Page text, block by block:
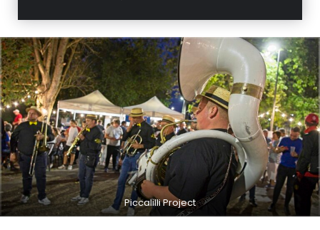
Piccalilli Project